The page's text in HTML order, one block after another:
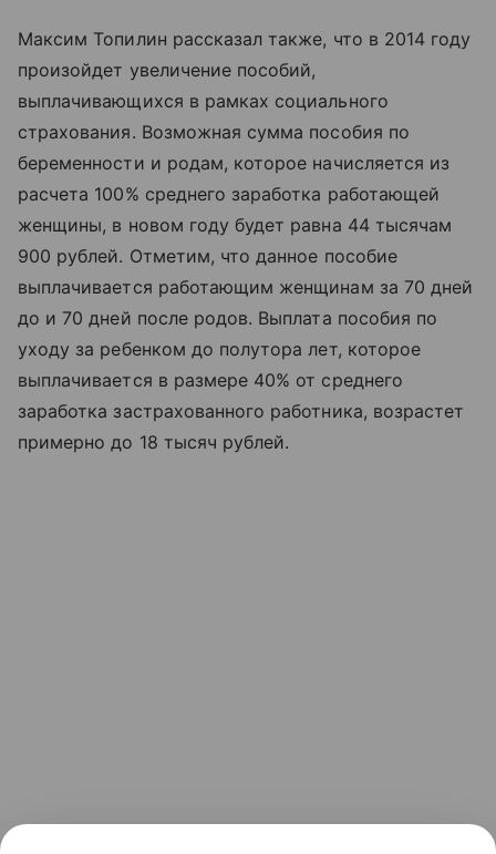
Максим Топилин рассказал также, что в 2014 году
произойдет увеличение пособий,
выплачивающихся в рамках социального
страхования. Возможная сумма пособия по
беременности и родам, которое начисляется из
расчета 100% среднего заработка работающей
женщины, в новом году будет равна 44 тысячам
900 рублей. Отметим, что данное пособие
выплачивается работающим женщинам за 70 дней
до и 70 дней после родов. Выплата пособия по
уходу за ребенком до полутора лет, которое
выплачивается в размере 40% от среднего
заработка застрахованного работника, возрастет
примерно до 18 тысяч рублей.